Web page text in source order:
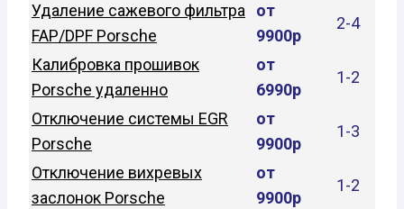
Удаление сажевого фильтра
FAP/DPF Porsche
от
9900р
2-4
Калибровка прошивок
Porsche удаленно
от
6990р
1-2
Отключение системы EGR
Porsche
от
9900р
1-3
Отключение вихревых
заслонок Porsche
от
9900р
1-2